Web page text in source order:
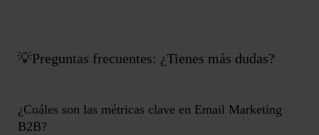
💡Preguntas frecuentes: ¿Tienes más dudas?
¿Cuáles son las métricas clave en Email Marketing
B2B?